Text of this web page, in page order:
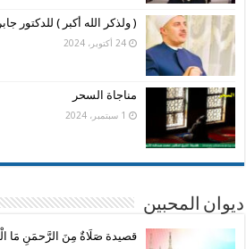
( ولذكر الله أكبر ) للدكتور
24 أكتوبر، 2024
مناجاة السحر
1 سبتمبر، 2024
ديوان المحبين
قصيدة صَلَاةٌ مِنَ الرَّحمَنِ مَا